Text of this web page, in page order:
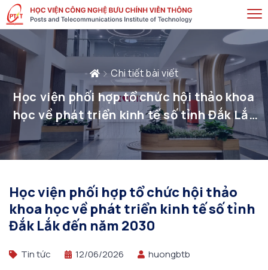
Chi tiết bài viết
Học viện phối hợp tổ chức hội thảo khoa
học về phát triển kinh tế số tỉnh Đắk Lắk
đến năm 2030
Học viện phối hợp tổ chức hội thảo
khoa học về phát triển kinh tế số tỉnh
Đắk Lắk đến năm 2030
Tin tức 12/06/2026 huongbtb